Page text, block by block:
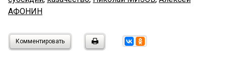
АФОНИН
Комментировать